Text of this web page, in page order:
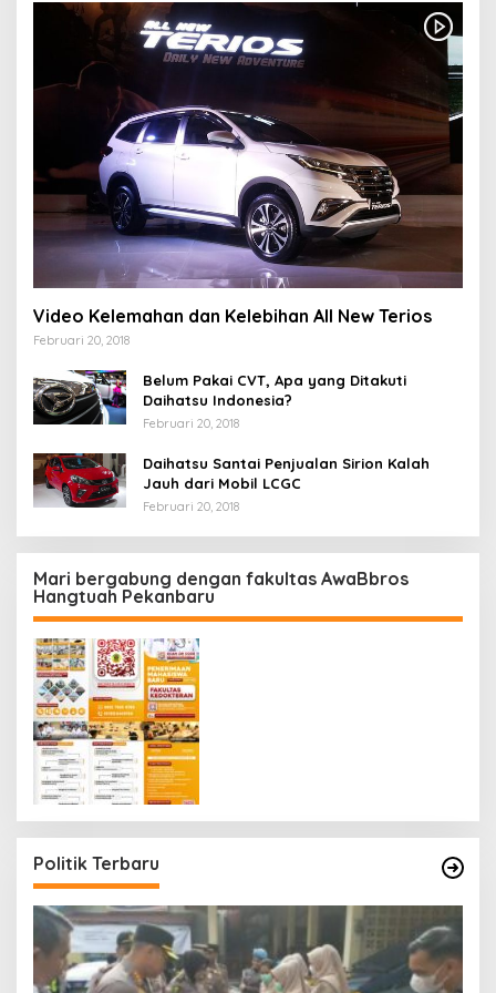
Video Kelemahan dan Kelebihan All New Terios
Februari 20, 2018
Belum Pakai CVT, Apa yang Ditakuti
Daihatsu Indonesia?
Februari 20, 2018
Daihatsu Santai Penjualan Sirion Kalah
Jauh dari Mobil LCGC
Februari 20, 2018
Mari bergabung dengan fakultas AwaBbros
Hangtuah Pekanbaru
Politik Terbaru